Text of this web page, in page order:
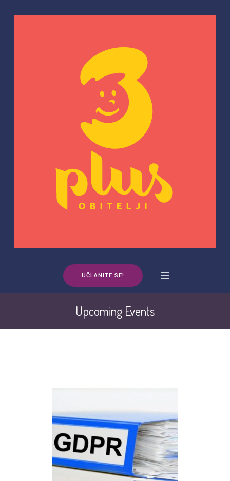
UČLANITE SE!
Upcoming Events